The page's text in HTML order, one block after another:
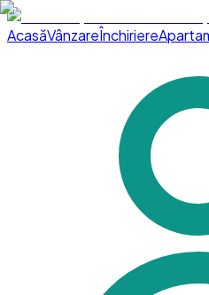
AcasăVânzareÎnchiriere